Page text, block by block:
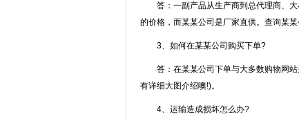
答：一副产品从生产商到总代理商、大
的价格，而某某公司是厂家直供。查询某
3、如何在某某公司购买下单?
答：在某某公司下单与大多数购物网站
有详细大图介绍噢!)。
4、运输造成损坏怎么办?